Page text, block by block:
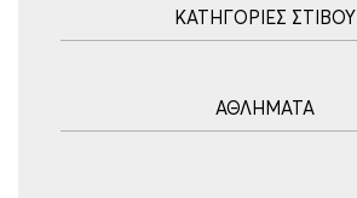
Τρόποι Πληρωμής
ΚΑΤΗΓΟΡΙΕΣ ΣΤΙΒΟΥ
ΑΘΛΗΜΑΤΑ